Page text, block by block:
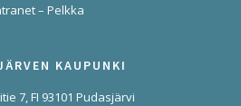
– Pelkka
KAUPUNKI
7, FI 93101 Pudasjärvi